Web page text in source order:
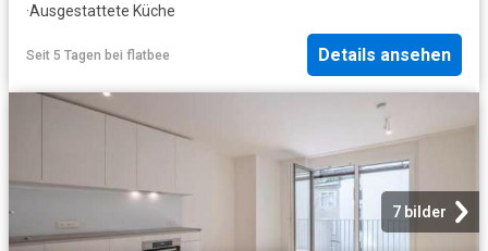
·Ausgestattete Küche
Seit 5 Tagen bei flatbee Details ansehen
7 bilder